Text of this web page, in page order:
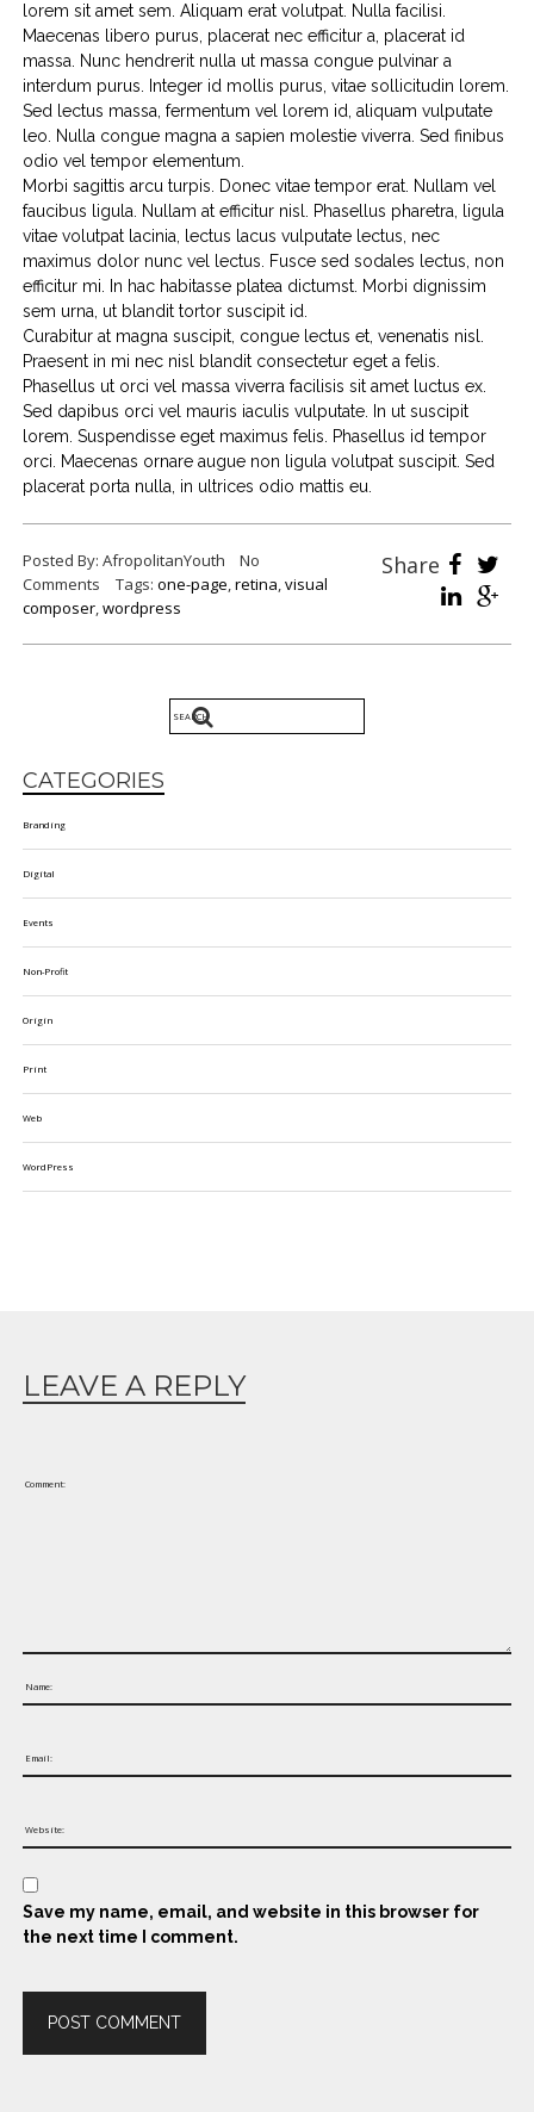
lorem sit amet sem. Aliquam erat volutpat. Nulla facilisi.
Maecenas libero purus, placerat nec efficitur a, placerat id
massa. Nunc hendrerit nulla ut massa congue pulvinar a
interdum purus. Integer id mollis purus, vitae sollicitudin lorem.
Sed lectus massa, fermentum vel lorem id, aliquam vulputate
leo. Nulla congue magna a sapien molestie viverra. Sed finibus
odio vel tempor elementum.
Morbi sagittis arcu turpis. Donec vitae tempor erat. Nullam vel
faucibus ligula. Nullam at efficitur nisl. Phasellus pharetra, ligula
vitae volutpat lacinia, lectus lacus vulputate lectus, nec
maximus dolor nunc vel lectus. Fusce sed sodales lectus, non
efficitur mi. In hac habitasse platea dictumst. Morbi dignissim
sem urna, ut blandit tortor suscipit id.
Curabitur at magna suscipit, congue lectus et, venenatis nisl.
Praesent in mi nec nisl blandit consectetur eget a felis.
Phasellus ut orci vel massa viverra facilisis sit amet luctus ex.
Sed dapibus orci vel mauris iaculis vulputate. In ut suscipit
lorem. Suspendisse eget maximus felis. Phasellus id tempor
orci. Maecenas ornare augue non ligula volutpat suscipit. Sed
placerat porta nulla, in ultrices odio mattis eu.
Posted By: AfropolitanYouth
No
Comments
Tags: one-page,retina,visual
composer,wordpress
Share
CATEGORIES
Branding
Digital
Events
Non-Profit
Origin
Print
Web
WordPress
LEAVE A REPLY
Save my name, email, and website in this browser for
the next time I comment.